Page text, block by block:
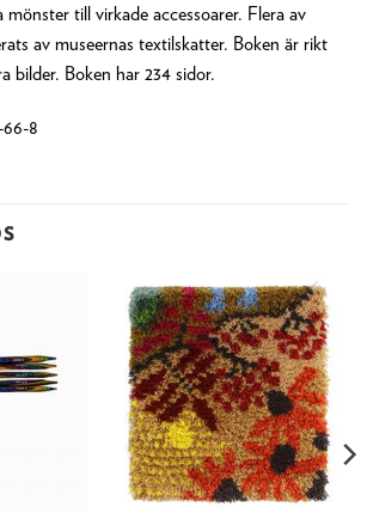
till virkade accessoarer. Flera av
av museernas textilskatter. Boken är rikt
bilder. Boken har 234 sidor.
66-8